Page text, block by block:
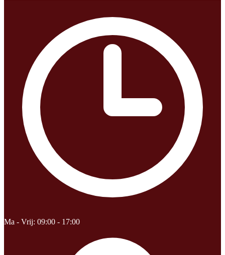
Ma - Vrij: 09:00 - 17:00